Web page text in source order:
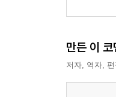
만든 이 코
저자, 역자,